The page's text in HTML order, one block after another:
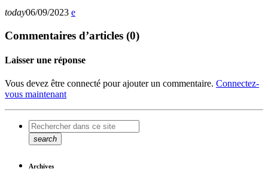
today06/09/2023
Commentaires d’articles (0)
Laisser une réponse
Vous devez être connecté pour ajouter un commentaire. Connectez-
vous maintenant
search
Archives